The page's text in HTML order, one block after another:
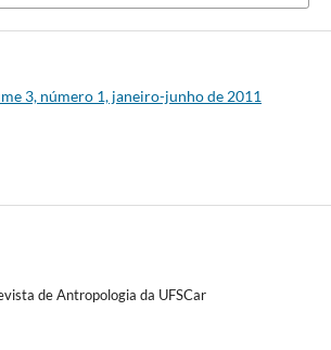
3, número 1, janeiro-junho de 2011
de Antropologia da UFSCar